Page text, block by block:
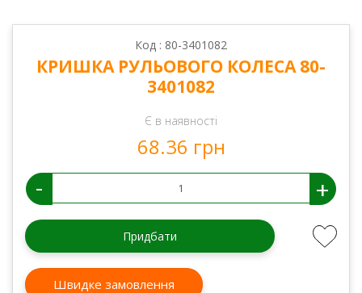
Код : 80-3401082
КРИШКА РУЛЬОВОГО КОЛЕСА 80-
3401082
Є в наявності
68.36 грн
- +
Придбати
Швидке замовлення